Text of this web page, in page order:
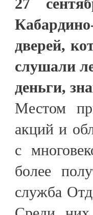
дверей,
слушали
деньги,
Местом
акций и
с
более
служба